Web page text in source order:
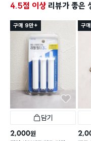
4.5점 이상 리뷰가 좋은
구매 9만+
담기
2,000원
구